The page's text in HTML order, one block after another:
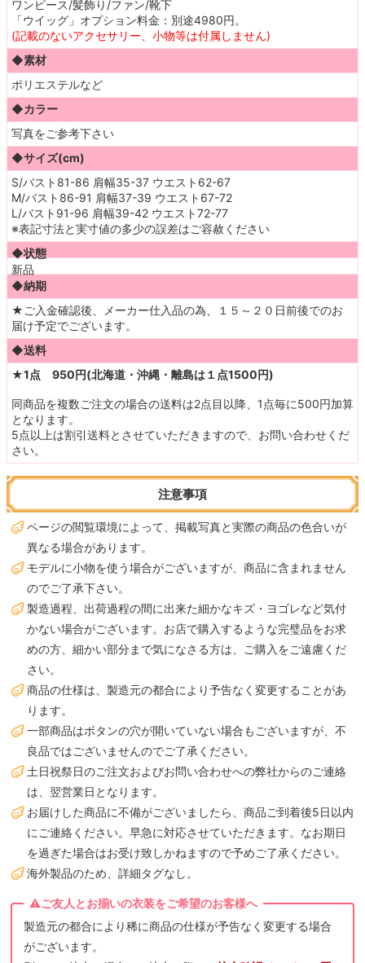
ワンピース/髪飾り/ファン/靴下
「ウイッグ」オプション料金：別途4980円。
(記載のないアクセサリー、小物等は付属しません)
◆素材
ポリエステルなど
◆カラー
写真をご参考下さい
◆サイズ(cm)
S/バスト81-86 肩幅35-37 ウエスト62-67
M/バスト86-91 肩幅37-39 ウエスト67-72
L/バスト91-96 肩幅39-42 ウエスト72-77
※表記寸法と実寸値の多少の誤差はご容赦ください
◆状態
新品
◆納期
★ご入金確認後、メーカー仕入品の為、１５ ～ ２０日前後でのお
届け予定でございます。
◆送料
★1点 950円(北海道・沖縄・離島は１点1500円)
同商品を複数ご注文の場合の送料は2点目以降、1点毎に500円加算
となります。
5点以上は割引送料とさせていただきますので、お問い合わせくだ
さい。
注意事項
ページの閲覧環境によって、掲載写真と実際の商品の色合いが
異なる場合があります。
モデルに小物を使う場合がございますが、商品に含まれません
のでご了承下さい。
製造過程、出荷過程の間に出来た細かなキズ・ヨゴレなど気付
かない場合がございます。お店で購入するような完璧品をお求
めの方、細かい部分まで気になさる方は、ご購入をご遠慮くだ
さい。
商品の仕様は、製造元の都合により予告なく変更することがあ
ります。
一部商品はボタンの穴が開いていない場合もございますが、不
良品ではございませんのでご了承ください。
土日祝祭日のご注文およびお問い合わせへの弊社からのご連絡
は、翌営業日となります。
お届けした商品に不備がございましたら、商品ご到着後5日以内
にご連絡ください。早急に対応させていただきます。なお期日
を過ぎた場合はお受け致しかねますので予めご了承ください。
海外製品のため、詳細タグなし。
製造元の都合により稀に商品の仕様が予告なく変更する場合
がございます。